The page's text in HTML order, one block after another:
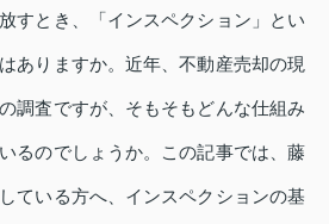
すとき、「インスペクション」とい
ありますか。近年、不動産売却の現
調査ですが、そもそもどんな仕組み
るのでしょうか。この記事では、藤
ている方へ、インスペクションの基